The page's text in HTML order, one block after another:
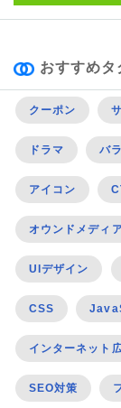
おすすめタ
クーポン
ドラマ バ
アイコン
オウンドメディ
UIデザイン
CSS
インターネット
SEO対策